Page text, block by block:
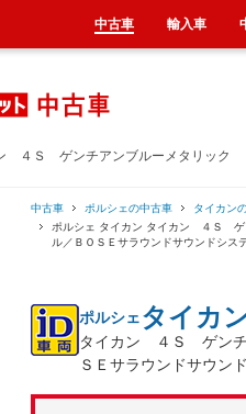
４Ｓ ゲンチアンブルーメタリック
中古車 ポルシェの中古車 タイカン
ポルシェ タイカン タイカン ４Ｓ ゲ
ル／ＢＯＳＥサラウンドサウンドシス
ポルシェタイカ
タイカン ４Ｓ ゲンチ
ＳＥサラウンドサウン
中古車 輸入車